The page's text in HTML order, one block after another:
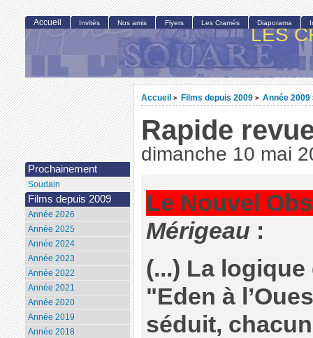
LES
Accueil > Films depuis 2009 > Année 2009
Rapide
dimanche 10 mai
Le Nouvel
Mérigeau :
(...) La
"Eden à
séduit,
Accueil Invités Nos amis Flyers Les Cramés Diaporama
Prochainement
Soudain
Films depuis 2009
Année 2026
Année 2025
Année 2024
Année 2023
Année 2022
Année 2021
Année 2020
Année 2019
Année 2018